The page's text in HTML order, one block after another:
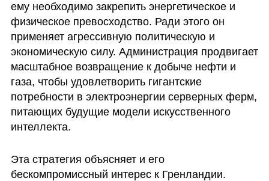
ему необходимо закрепить энергетическое и
физическое превосходство. Ради этого он
применяет агрессивную политическую и
экономическую силу. Администрация продвигает
масштабное возвращение к добыче нефти и
газа, чтобы удовлетворить гигантские
потребности в электроэнергии серверных ферм,
питающих будущие модели искусственного
интеллекта.
Эта стратегия объясняет и его
бескомпромиссный интерес к Гренландии.